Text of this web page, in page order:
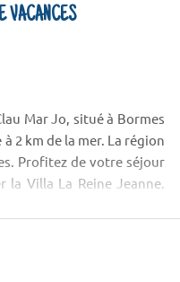
VACANCES
Mar Jo, situé à Bormes
2 km de la mer. La région
Profitez de votre séjour
Villa La Reine Jeanne.
l'Île de Porquerolles, du